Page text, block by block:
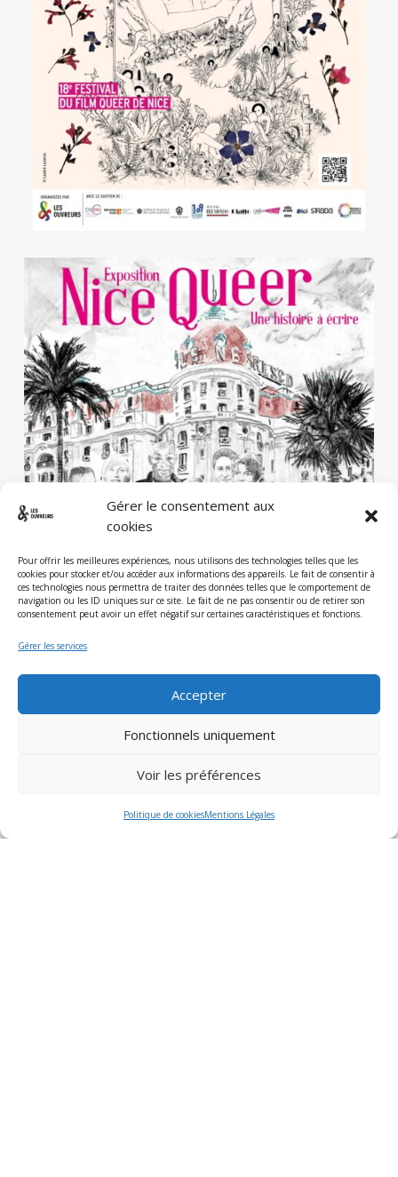
Gérer le consentement aux
cookies
Pour offrir les meilleures expériences, nous utilisons des technologies telles que les
cookies pour stocker et/ou accéder aux informations des appareils. Le fait de consentir à
ces technologies nous permettra de traiter des données telles que le comportement de
navigation ou les ID uniques sur ce site. Le fait de ne pas consentir ou de retirer son
consentement peut avoir un effet négatif sur certaines caractéristiques et fonctions.
Gérer les services
Accepter
Fonctionnels uniquement
Voir les préférences
Politique de cookiesMentions Légales